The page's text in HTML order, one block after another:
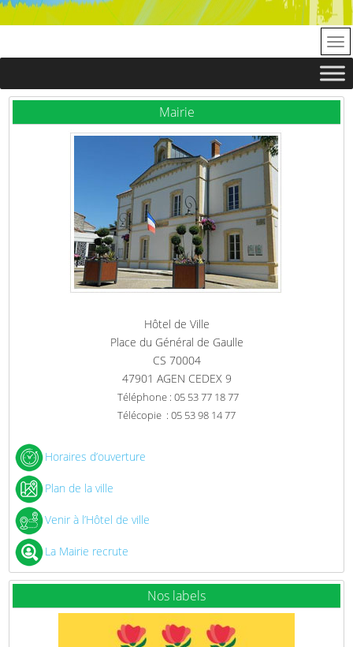
Mairie
Hôtel de Ville
Place du Général de Gaulle
CS 70004
47901 AGEN CEDEX 9
Téléphone : 05 53 77 18 77
Télécopie : 05 53 98 14 77
Horaires d’ouverture
Plan de la ville
Venir à l’Hôtel de ville
La Mairie recrute
Nos labels